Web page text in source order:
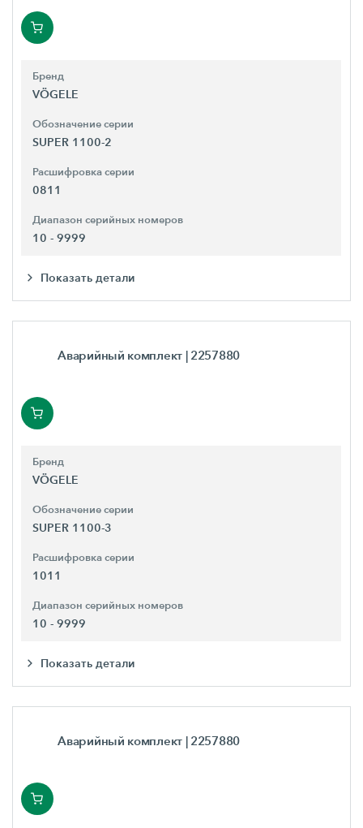
Бренд
VÖGELE
Обозначение серии
SUPER 1100-2
Расшифровка серии
0811
Диапазон серийных номеров
10 - 9999
Показать детали
Аварийный комплект | 2257880
Бренд
VÖGELE
Обозначение серии
SUPER 1100-3
Расшифровка серии
1011
Диапазон серийных номеров
10 - 9999
Показать детали
Аварийный комплект | 2257880